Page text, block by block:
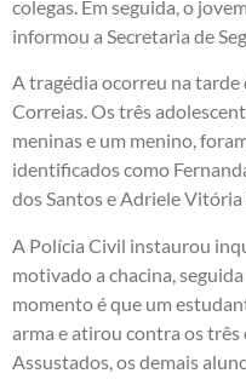
colegas. Em seguida, o
informou a Secretaria de
A tragédia ocorreu na tarde
Correias. Os três
meninas e um menino,
identificados como
dos Santos e Adriele Vitória
A Polícia Civil instaurou
motivado a chacina,
momento é que um
arma e atirou contra os três
Assustados, os demais